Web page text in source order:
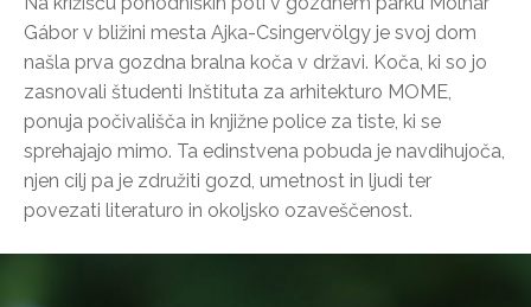
Gábor v bližini mesta Ajka-Csingervölgy je svoj dom
našla prva gozdna bralna koča v državi. Koča, ki so jo
zasnovali študenti Inštituta za arhitekturo MOME,
ponuja počivališča in knjižne police za tiste, ki se
sprehajajo mimo. Ta edinstvena pobuda je navdihujoča,
njen cilj pa je združiti gozd, umetnost in ljudi ter
povezati literaturo in okoljsko ozaveščenost.